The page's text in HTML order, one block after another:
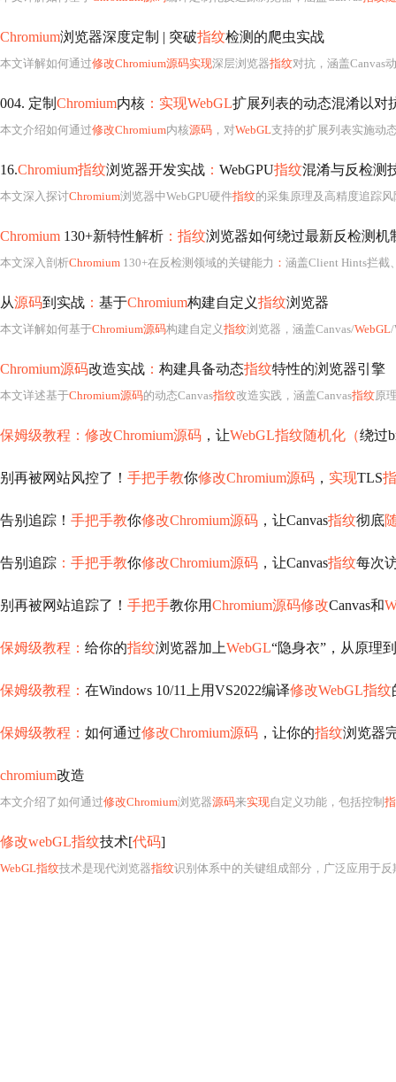
Chromium浏览器深度定制 | 突破指纹检测的爬虫实战
本文详解如何通过修改Chromium源码实现深层浏览器指纹对抗，涵盖Canvas
004. 定制 Chromium内核 ：实现WebGL扩展列表的动态混淆以对
本文介绍如何通过修改Chromium内核源码 ，对WebGL支持的扩展列表实施动态随机
16.Chromium指纹浏览器开发实战 ： WebGPU指纹混淆与反检测
本文深入探讨Chromium浏览器中WebGPU硬件指纹的采集原理及高精度追踪
Chromium 130+新特性解析 ：指纹浏览器如何绕过最新反检测机
本文深入剖析Chromium 130+在反检测领域的关键能力 ： 涵盖Client Hints拦截
从源码到实战 ： 基于Chromium构建自定义指纹浏览器
本文详解如何基于Chromium源码构建自定义指纹浏览器，涵盖Canvas/WebGL/
Chromium源码改造实战 ： 构建具备动态指纹特性的浏览器引擎
本文详述基于Chromium源码的动态Canvas指纹改造实践，涵盖Canvas指纹原理
保姆级教程：修改Chromium源码 ，让WebGL指纹随机化（绕过
别再被网站风控了！ 手把手教你修改Chromium源码 ， 实现TLS
告别追踪！ 手把手教你修改Chromium源码 ，让Canvas指纹彻底
告别追踪 ：手把手教你修改Chromium源码 ，让Canvas指纹每次
别再被网站追踪了！ 手把手教你用Chromium源码修改Canvas和
保姆级教程： 给你的指纹浏览器加上WebGL“隐身衣”，从原理到
保姆级教程： 在Windows 10/11上用VS2022编译修改WebGL指纹
保姆级教程： 如何通过修改Chromium源码 ，让你的指纹浏览器
chromium改造
本文介绍了如何通过修改Chromium浏览器源码来实现自定义功能，包括控制
修改webGL指纹技术[代码]
WebGL指纹技术是现代浏览器指纹识别体系中的关键组成部分，广泛应用于反欺诈、反